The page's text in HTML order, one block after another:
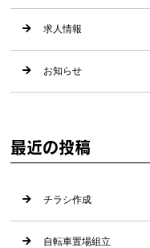
求人情報
お知らせ
最近の投稿
チラシ作成
自転車置場組立